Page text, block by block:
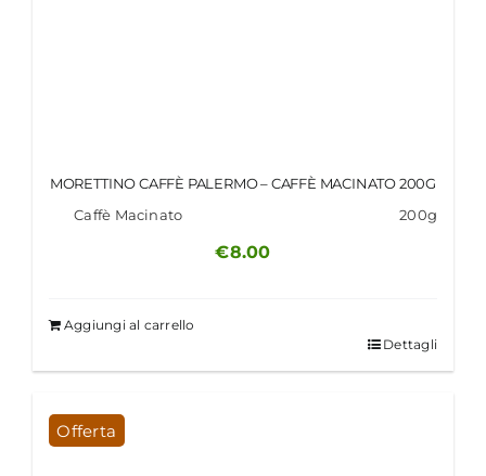
MORETTINO CAFFÈ PALERMO – CAFFÈ MACINATO 200G
Caffè Macinato
200g
€8.00
Aggiungi al carrello
Dettagli
Offerta